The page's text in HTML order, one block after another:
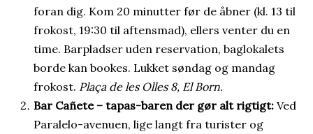
foran dig. Kom 20 minutter før de åbner (kl. 13 til
frokost, 19:30 til aftensmad), ellers venter du en
time. Barpladser uden reservation, baglokalets
borde kan bookes. Lukket søndag og mandag
frokost. Plaça de les Olles 8, El Born.
Bar Cañete – tapas-baren der gør alt rigtigt: Ved
Paralelo-avenuen, lige langt fra turister og